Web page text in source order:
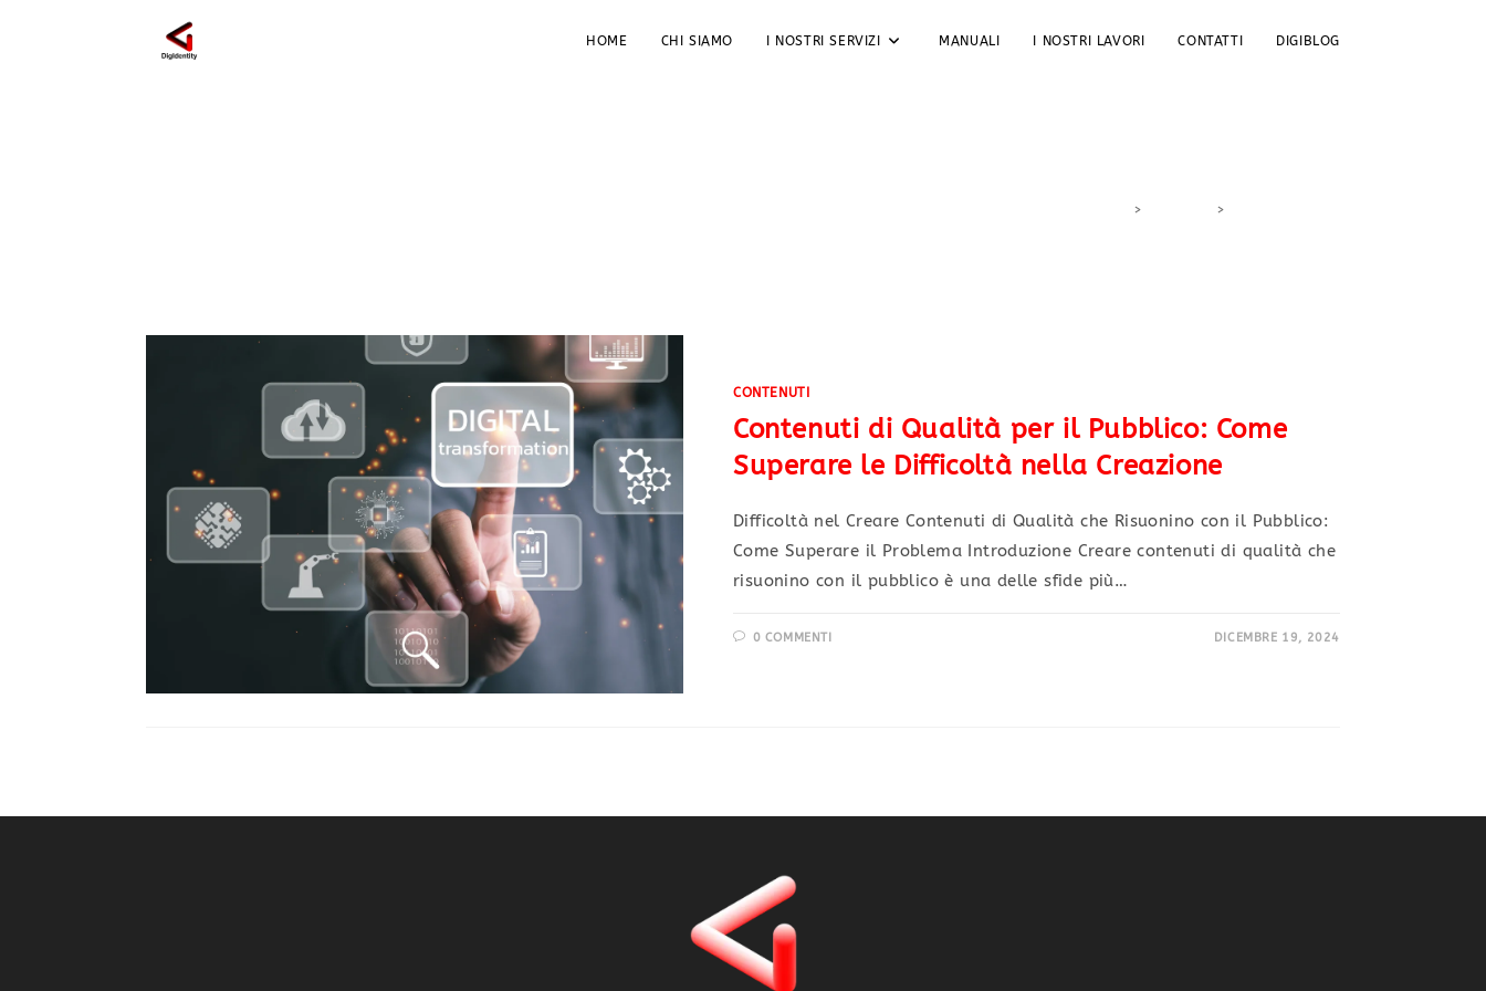
HOME CHI SIAMO I NOSTRI SERVIZI MANUALI I NOSTRI LAVORI CONTATTI DIGIBLOG
> >
CONTENUTI
Contenuti di Qualità per il Pubblico: Come
Superare le Difficoltà nella Creazione
Difficoltà nel Creare Contenuti di Qualità che Risuonino con il Pubblico:
Come Superare il Problema Introduzione Creare contenuti di qualità che
risuonino con il pubblico è una delle sfide più…
0 COMMENTI DICEMBRE 19, 2024